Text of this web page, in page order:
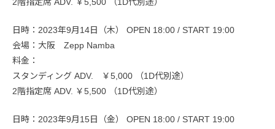
日時：2023年9月14日（木） OPEN 18:00 / START 19:00
会場：大阪 Zepp Namba
料金：
スタンディング ADV. ￥5,000 （1D代別途）
2階指定席 ADV. ￥5,500 （1D代別途）
日時：2023年9月15日（金） OPEN 18:00 / START 19:00